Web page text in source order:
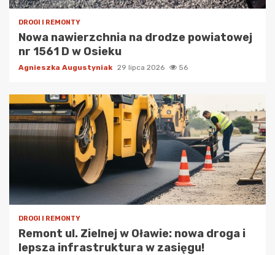
DROGI I REMONTY
Nowa nawierzchnia na drodze powiatowej
nr 1561 D w Osieku
Agnieszka Augustyniak 29 lipca 2026 56
DROGI I REMONTY
Remont ul. Zielnej w Oławie: nowa droga i
lepsza infrastruktura w zasięgu!